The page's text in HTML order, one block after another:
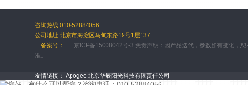
咨询热线:010-52884056
公司地址:北京市海淀区马甸东路19号1层137
备案号：
京ICP备15008042号-3 免责声明：因产品迭代，参数如有变化，
准。
友情链接： Apogee 北京华辰阳光科技有限责任公司